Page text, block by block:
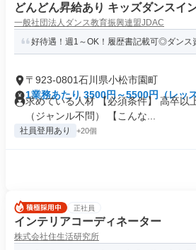
どんどん昇給あり キッズダンスイ
一般社団法人ダンス教育振興連盟JDAC
好待遇！週1～OK！履歴書記載可◎ダンス
〒923-0801石川県小松市園町
1業務あたり 3500円～5500円（レッ
分）
求めている人材 【必須条件】 高卒以
（ジャンル不問） 【こんな...
社員登用あり +20個
正社員
インテリアコーディネーター
株式会社住生活研究所